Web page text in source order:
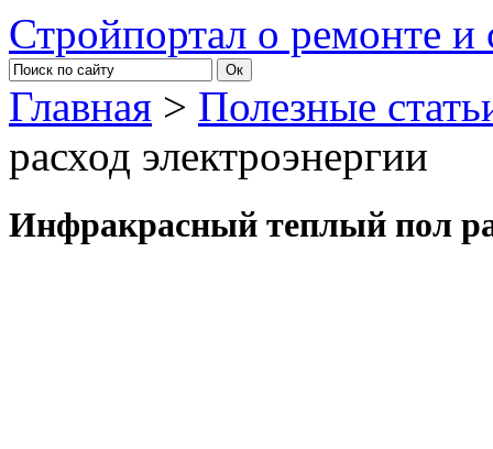
Стройпортал о ремонте и
Главная > Полезные
расход электроэнергии
Инфракрасный теплый пол